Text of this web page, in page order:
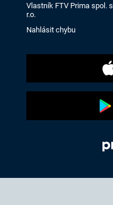
Vlastník FTV Prima spol. s
r.o.
Nahlásit chybu